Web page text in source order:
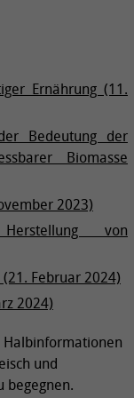
Ernährung (11.
Bedeutung der
Biomasse
2023)
von
Februar 2024)
2024)
Halbinformationen
und
begegnen.